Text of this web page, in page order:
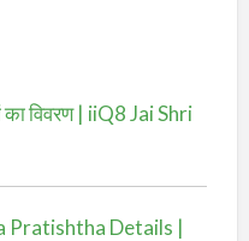
का विवरण | iiQ8 Jai Shri
Pratishtha Details |